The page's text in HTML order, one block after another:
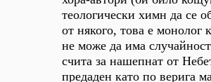
теологически химн да се
от някого, това е монолог
не може да има
счита за нашепнат от
предаден като по верига